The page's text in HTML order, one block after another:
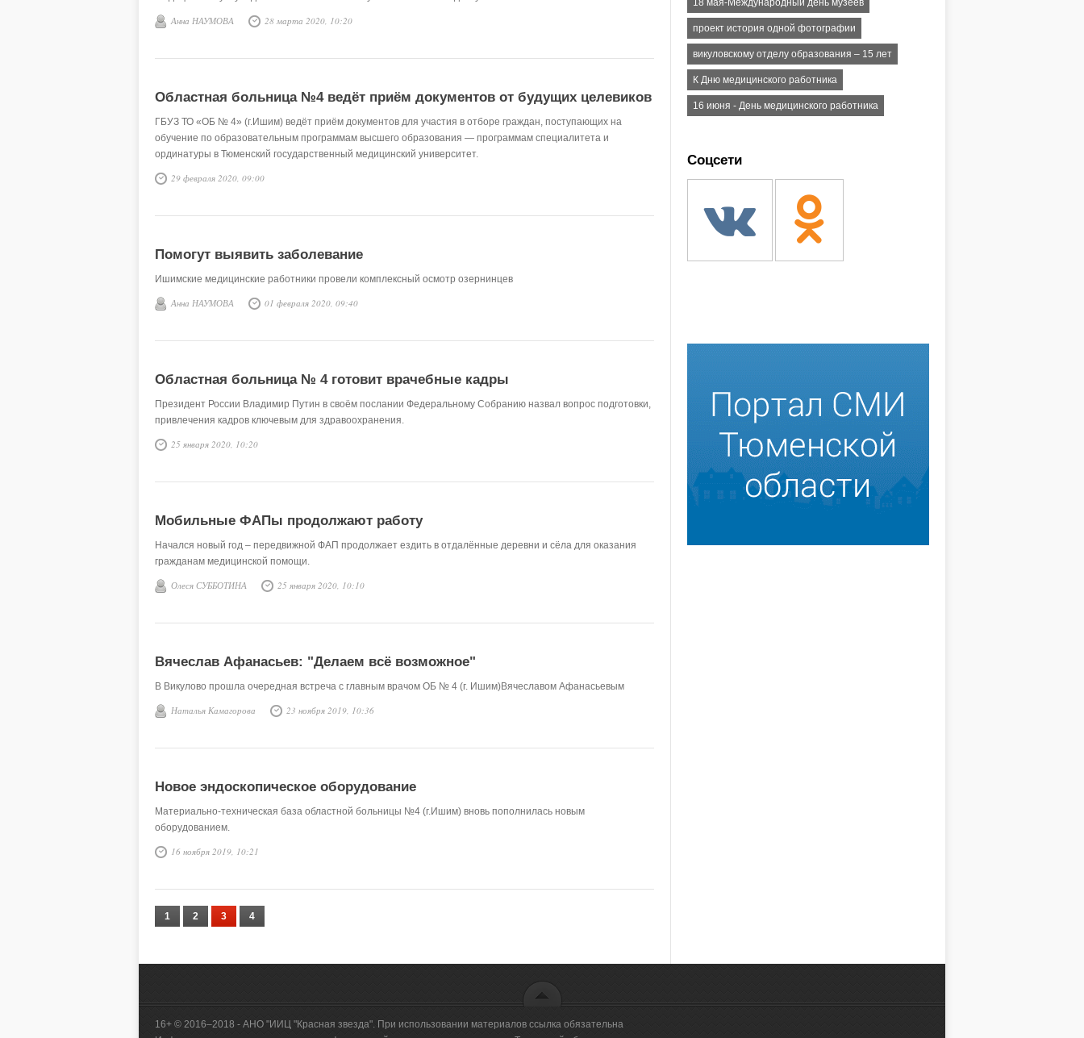
Анна НАУМОВА 28 марта 2020, 10:20
Областная больница №4 ведёт приём документов от будущих целевиков
ГБУЗ ТО «ОБ № 4» (г.Ишим) ведёт приём документов для участия в отборе граждан, поступающих на
обучение по образовательным программам высшего образования — программам специалитета и
ординатуры в Тюменский государственный медицинский университет.
29 февраля 2020, 09:00
Помогут выявить заболевание
Ишимские медицинские работники провели комплексный осмотр озернинцев
Анна НАУМОВА 01 февраля 2020, 09:40
Областная больница № 4 готовит врачебные кадры
Президент России Владимир Путин в своём послании Федеральному Собранию назвал вопрос подготовки,
привлечения кадров ключевым для здравоохранения.
25 января 2020, 10:20
Мобильные ФАПы продолжают работу
Начался новый год – передвижной ФАП продолжает ездить в отдалённые деревни и сёла для оказания
гражданам медицинской помощи.
Олеся СУББОТИНА 25 января 2020, 10:10
Вячеслав Афанасьев: "Делаем всё возможное"
В Викулово прошла очередная встреча с главным врачом ОБ № 4 (г. Ишим)Вячеславом Афанасьевым
Наталья Камагорова 23 ноября 2019, 10:36
Новое эндоскопическое оборудование
Материально-техническая база областной больницы №4 (г.Ишим) вновь пополнилась новым
оборудованием.
16 ноября 2019, 10:21
1 2 3 4
18 мая-Международный день музеев
проект история одной фотографии
викуловскому отделу образования – 15 лет
К Дню медицинского работника
16 июня - День медицинского работника
Соцсети
16+ © 2016–2018 - АНО "ИИЦ "Красная звезда". При использовании материалов ссылка обязательна